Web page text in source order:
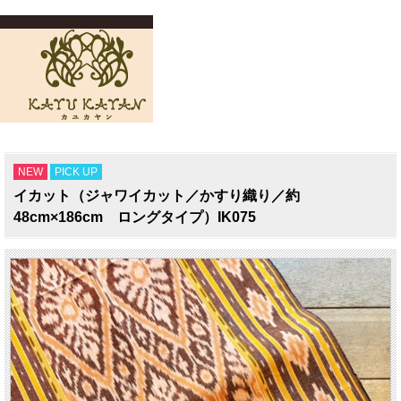
NEW PICK UP
イカット（ジャワイカット／かすり織り／約
48cm×186cm ロングタイプ）IK075